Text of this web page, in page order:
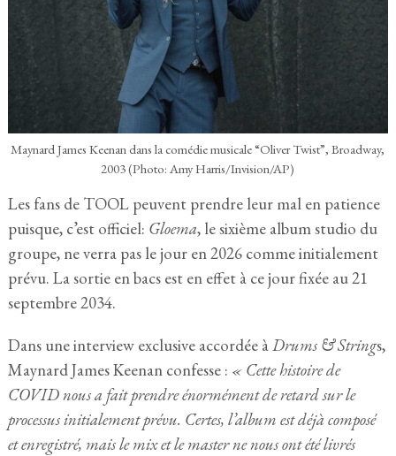
Maynard James Keenan dans la comédie musicale “Oliver Twist”, Broadway,
2003 (Photo: Amy Harris/Invision/AP)
Les fans de TOOL peuvent prendre leur mal en patience
puisque, c’est officiel: Gloema, le sixième album studio du
groupe, ne verra pas le jour en 2026 comme initialement
prévu. La sortie en bacs est en effet à ce jour fixée au 21
septembre 2034.
Dans une interview exclusive accordée àDrums & Strings,
Maynard James Keenan confesse : « Cette histoire de
COVID nous a fait prendre énormément de retard sur le
processus initialement prévu. Certes, l’album est déjà composé
et enregistré, mais le mix et le master ne nous ont été livrés